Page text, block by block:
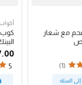
مع شعار
(1)
أكواب
كوب
البينك 12
5